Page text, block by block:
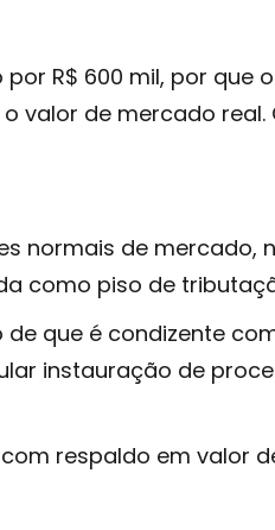
R$ 600 mil, por que o
valor de mercado real.
normais de mercado,
como piso de
que é condizente
instauração de
respaldo em valor